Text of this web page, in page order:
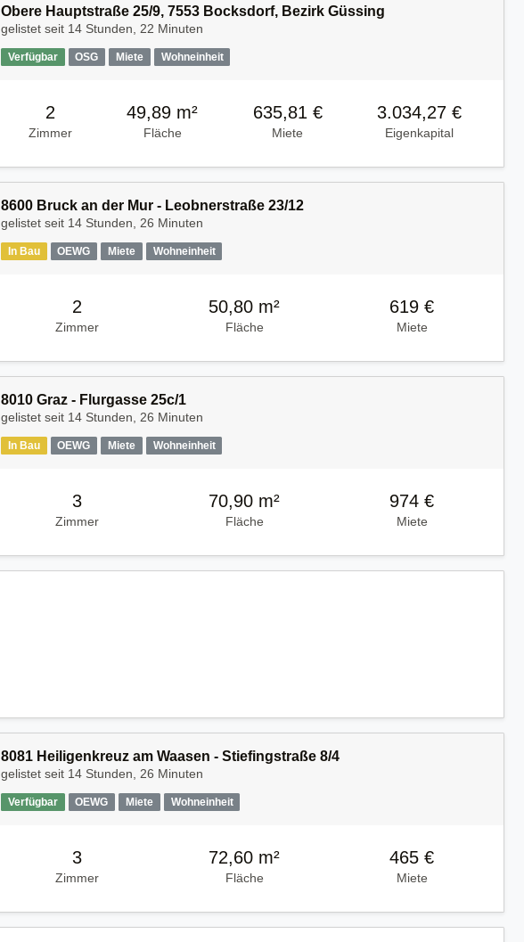
Obere Hauptstraße 25/9, 7553 Bocksdorf, Bezirk Güssing
gelistet seit 14 Stunden, 22 Minuten
Verfügbar OSG Miete Wohneinheit
2
Zimmer
49,89 m²
Fläche
635,81 €
Miete
3.034,27 €
Eigenkapital
8600 Bruck an der Mur - Leobnerstraße 23/12
gelistet seit 14 Stunden, 26 Minuten
In Bau OEWG Miete Wohneinheit
2
Zimmer
50,80 m²
Fläche
619 €
Miete
8010 Graz - Flurgasse 25c/1
gelistet seit 14 Stunden, 26 Minuten
In Bau OEWG Miete Wohneinheit
3
Zimmer
70,90 m²
Fläche
974 €
Miete
8081 Heiligenkreuz am Waasen - Stiefingstraße 8/4
gelistet seit 14 Stunden, 26 Minuten
Verfügbar OEWG Miete Wohneinheit
3
Zimmer
72,60 m²
Fläche
465 €
Miete